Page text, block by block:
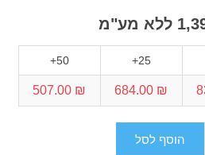
25+
50+
₪ 684.00
₪ 507.00